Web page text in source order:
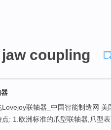
coupling
Lovejoy联轴器_中国智能制造网 美
点: 1.欧洲标准的爪型联轴器,爪型